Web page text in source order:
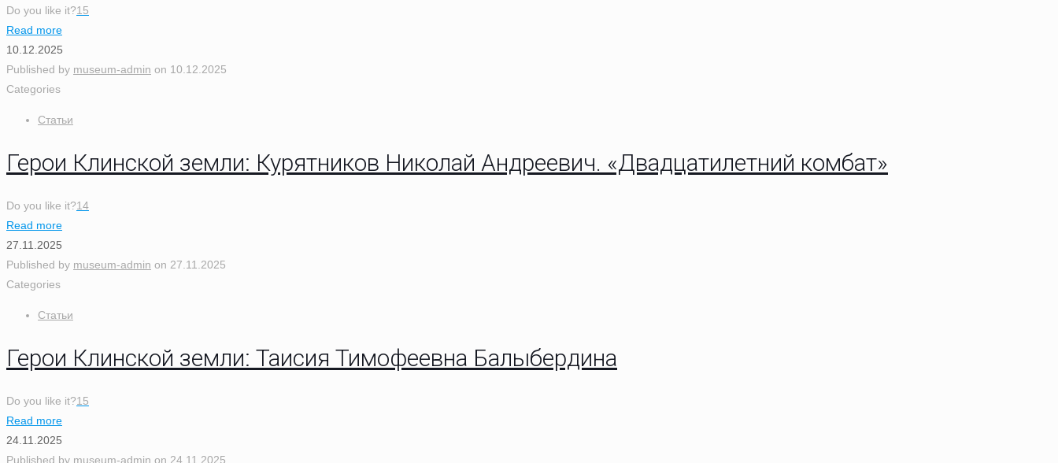
Do you like it?15
Read more
10.12.2025
Published by museum-admin on 10.12.2025
Categories
Статьи
Герои Клинской земли: Курятников Николай Андреевич. «Двадцатилетний комбат»
Do you like it?14
Read more
27.11.2025
Published by museum-admin on 27.11.2025
Categories
Статьи
Герои Клинской земли: Таисия Тимофеевна Балыбердина
Do you like it?15
Read more
24.11.2025
Published by museum-admin on 24.11.2025